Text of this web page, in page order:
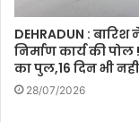
DEHRADUN :
निर्माण कार्य की पोल
का पुल,16 दिन भी
28/07/2026